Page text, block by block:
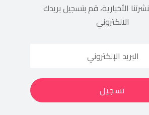
الأخبارية، قم بتسجيل بريدك
الالكتروني